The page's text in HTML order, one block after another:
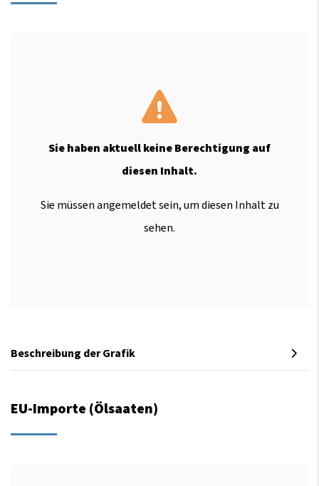
Sie haben aktuell keine Berechtigung auf
diesen Inhalt.
Sie müssen angemeldet sein, um diesen Inhalt zu
sehen.
Beschreibung der Grafik
EU-Importe (Ölsaaten)